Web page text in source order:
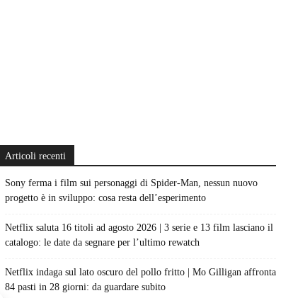
Articoli recenti
Sony ferma i film sui personaggi di Spider-Man, nessun nuovo
progetto è in sviluppo: cosa resta dell’esperimento
Netflix saluta 16 titoli ad agosto 2026 | 3 serie e 13 film lasciano il
catalogo: le date da segnare per l’ultimo rewatch
Netflix indaga sul lato oscuro del pollo fritto | Mo Gilligan affronta
84 pasti in 28 giorni: da guardare subito